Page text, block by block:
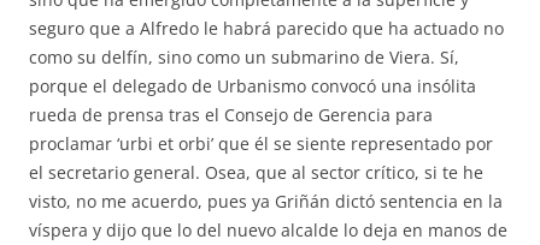
seguro que a Alfredo le habrá parecido que ha actuado no
como su delfín, sino como un submarino de Viera. Sí,
porque el delegado de Urbanismo convocó una insólita
rueda de prensa tras el Consejo de Gerencia para
proclamar ‘urbi et orbi’ que él se siente representado por
el secretario general. Osea, que al sector crítico, si te he
visto, no me acuerdo, pues ya Griñán dictó sentencia en la
víspera y dijo que lo del nuevo alcalde lo deja en manos de